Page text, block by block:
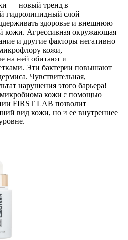
— новый тренд в
гидролипидный слой
здоровье и внешнюю
кожи. Агрессивная окружающая
и другие факторы негативно
кожи,
на ней обитают и
Эти бактерии повышают
Чувствительная,
нарушения этого барьера!
кожи с помощью
FIRST LAB позволит
вид кожи, но и ее внутреннее